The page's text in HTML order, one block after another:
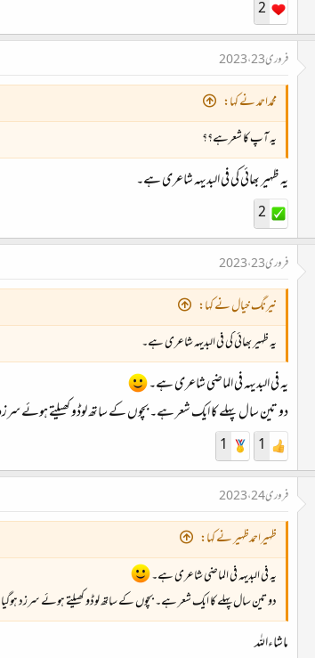
2
فروری 23، 2023
محمداحمد نے کہا:
یہ آپ کا شعرہے؟؟
یہ ظہیر بھائی کی فی البدیہہ شاعری ہے۔
2
فروری 23، 2023
نیرنگ خیال نے کہا:
یہ ظہیر بھائی کی فی البدیہہ شاعری ہے۔
یہ فی البدیہہ فی الماضی شاعری ہے۔
دو تین سال پہلے کا ایک شعر ہے۔ بچوں کے ساتھ لوڈو کھیلتے ہوئے سرزد
1
1
فروری 24، 2023
ظہیراحمدظہیر نے کہا:
یہ فی البدیہہ فی الماضی شاعری ہے۔
دو تین سال پہلے کا ایک شعر ہے۔ بچوں کے ساتھ لوڈو کھیلتے ہوئے سرزد
ماشاءاللہ